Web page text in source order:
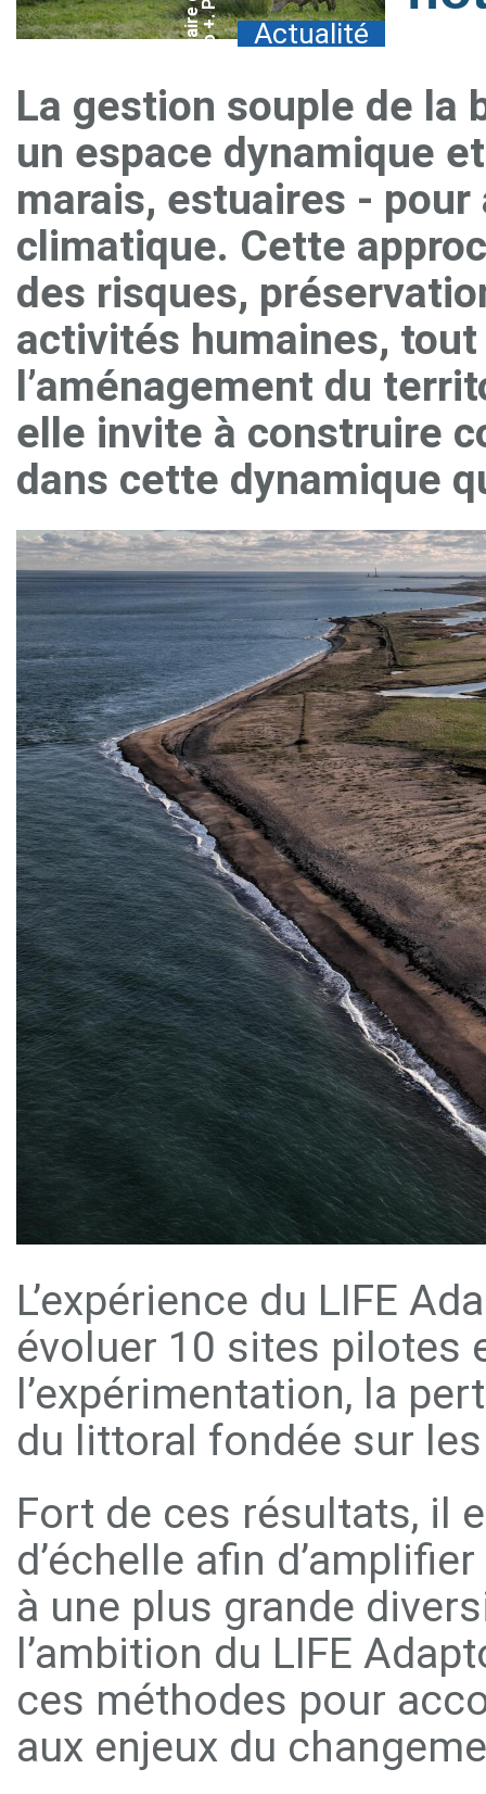
Actualité
La gestion souple de la
un espace dynamique
marais, estuaires -
climatique. Cette
des risques,
activités humaines,
l’aménagement du
elle invite à construire
dans cette dynamique
L’expérience du LIFE
évoluer 10 sites pilotes
l’expérimentation, la
du littoral fondée sur
Fort de ces résultats, il
d’échelle afin
à une plus grande
l’ambition du LIFE
ces méthodes pour
aux enjeux du